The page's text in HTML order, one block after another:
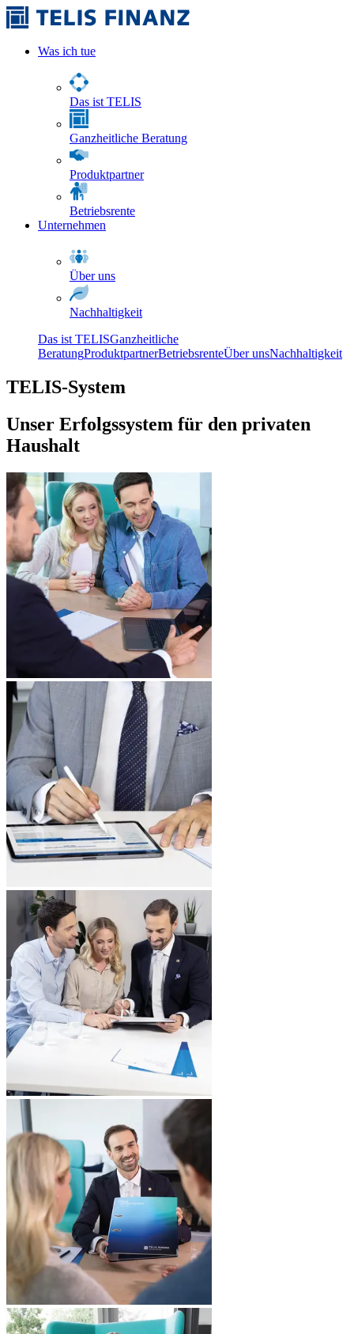
Was ich tue
Das ist TELIS
Ganzheitliche Beratung
Produktpartner
Betriebsrente
Unternehmen
Über uns
Nachhaltigkeit
Das ist TELISGanzheitliche
BeratungProduktpartnerBetriebsrenteÜber unsNachhaltigkeit
TELIS-System
Unser Erfolgssystem für den privaten
Haushalt